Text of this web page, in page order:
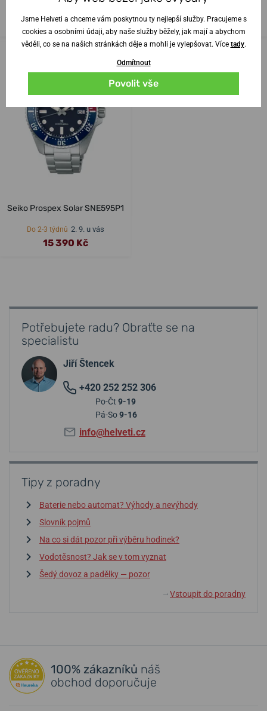
18 990 Kč 19 590 Kč
Seiko Prospex Solar SNE595P1
Do 2-3 týdnů 2. 9. u vás
15 390 Kč
Potřebujete radu? Obraťte se na
specialistu
Jiří Štencek
+420 252 252 306
Po-Čt 9-19
Pá-So9-16
info@helveti.cz
Tipy z poradny
Baterie nebo automat? Výhody a nevýhody
Slovník pojmů
Na co si dát pozor při výběru hodinek?
Vodotěsnost? Jak se v tom vyznat
Šedý dovoz a padělky — pozor
↓ Vstoupit do poradny
100% zákazníků náš
obchod doporučuje
Jsme Helveti a chceme vám poskytnou ty nejlepší služby. Pracujeme s
cookies a osobními údaji, aby naše služby běžely, jak mají a abychom
věděli, co se na našich stránkách děje a mohli je vylepšovat. Více tady.
Odmítnout
Povolit vše